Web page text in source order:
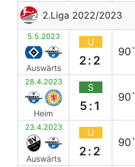
2.Liga 2022/2023
5.5.2023
Auswärts
U
2:2
90`
28.4.2023
Heim
S
5:1
90`
23.4.2023
Auswärts
U
2:2
90`